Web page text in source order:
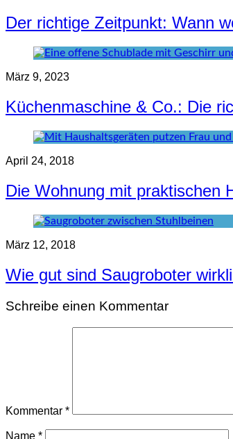
Der richtige Zeitpunkt: Wann
März 9, 2023
Küchenmaschine & Co.: Die
April 24, 2018
Die Wohnung mit praktischen
März 12, 2018
Wie gut sind Saugroboter
Schreibe einen Kommentar
Kommentar *
Name *